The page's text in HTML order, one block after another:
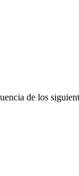
de los